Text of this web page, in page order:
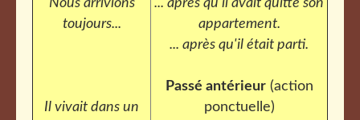
Nous arrivions
toujours...
Il vivait dans un
... après qu'il avait quitté son
appartement.
... après qu'il était parti.
Passé antérieur(action
ponctuelle)